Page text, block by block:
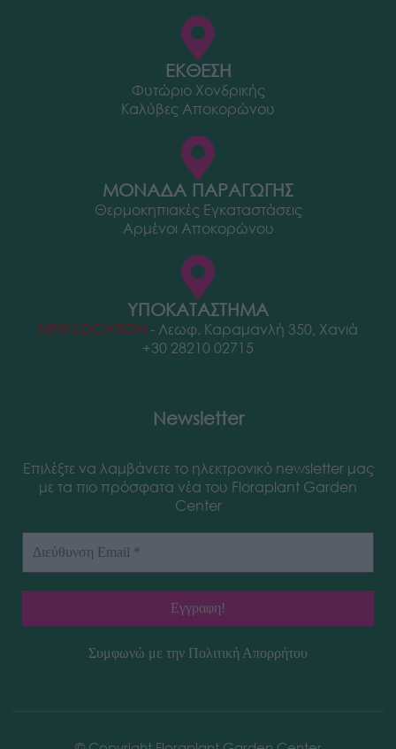
ΕΚΘΕΣΗ
Φυτώριο Χονδρικής
Καλύβες Αποκορώνου
ΜΟΝΑΔΑ ΠΑΡΑΓΩΓΗΣ
Θερμοκηπιακές Εγκαταστάσεις
Αρμένοι Αποκορώνου
ΥΠΟΚΑΤΑΣΤΗΜΑ
NEW LOCATION - Λεωφ. Καραμανλή 350, Χανιά
+30 28210 02715
Newsletter
Επιλέξτε να λαμβάνετε το ηλεκτρονικό newsletter μας
με τα πιο πρόσφατα νέα του Floraplant Garden
Center
Συμφωνώ με την Πολιτική Απορρήτου